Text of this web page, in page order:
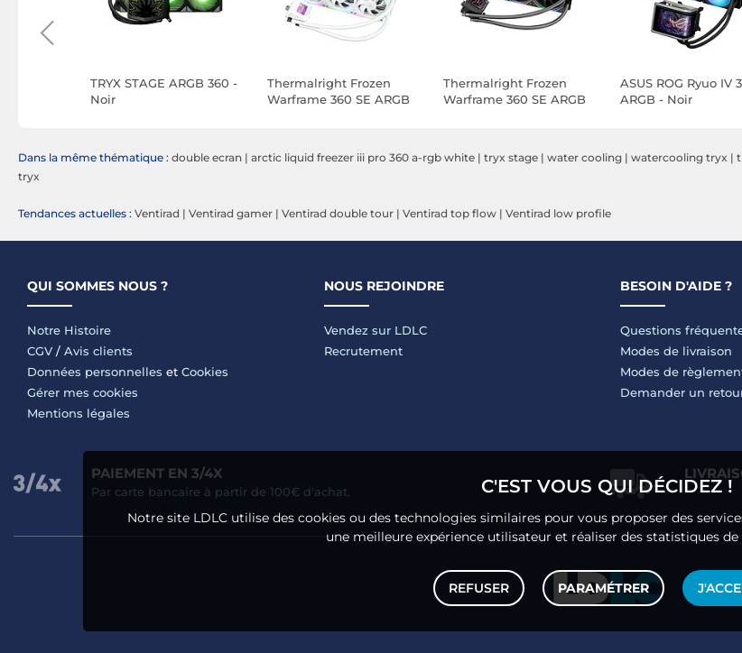
TRYX STAGE ARGB 360 -
Noir
Thermalright Frozen
Warframe 360 SE ARGB
Thermalright Frozen
Warframe 360 SE ARGB
ASUS ROG Ryuo IV
ARGB - Noir
Dans la même thématique : double ecran | arctic liquid freezer iii pro 360 a-rgb white | tryx stage | water cooling | watercooling tryx |
tryx
Tendances actuelles : Ventirad | Ventirad gamer | Ventirad double tour | Ventirad top flow | Ventirad low profile
QUI SOMMES NOUS ?
Notre Histoire
CGV / Avis clients
Données personnelles et Cookies
Gérer mes cookies
Mentions légales
NOUS REJOINDRE
Vendez sur LDLC
Recrutement
BESOIN D'AIDE ?
Questions
Modes de livraison
Modes de
Demander un
PAIEMENT EN 3/4X
Par carte bancaire à partir de 100€ d'achat. C'EST VOUS QUI DÉCIDEZ !
Notre site LDLC utilise des cookies ou des technologies similaires pour vous proposer des
une meilleure expérience utilisateur et réaliser des statistiques de
REFUSER PARAMÉTRER